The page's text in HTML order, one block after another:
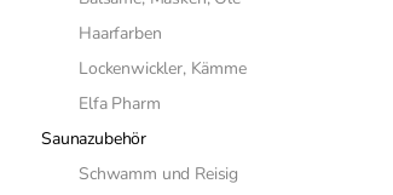
Haarfarben
Lockenwickler, Kämme
Elfa Pharm
Saunazubehör
Schwamm und Reisig